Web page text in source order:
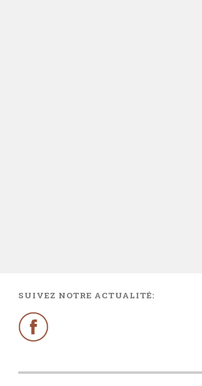
SUIVEZ NOTRE ACTUALITÉ: